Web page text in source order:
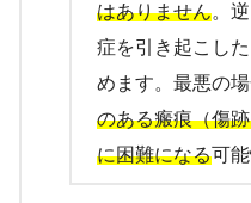
はありません。
症を引き起こし
めます。最悪の場
のある瘢痕（傷
に困難になる可